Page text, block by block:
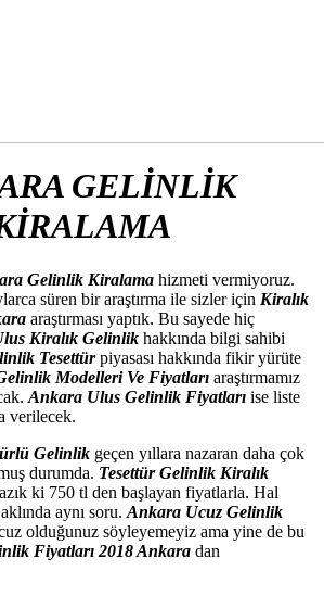
GELİNLİK
Gelinlik Kiralama hizmeti vermiyoruz.
süren bir araştırma ile sizler için Kiralık
araştırması yaptık. Bu sayede hiç
Kiralık Gelinlik hakkında bilgi sahibi
Tesettürpiyasası hakkında fikir yürüte
Modelleri Ve Fiyatları araştırmamız
Ankara Ulus Gelinlik Fiyatları ise liste
verilecek.
Gelinlik geçen yıllara nazaran daha çok
durumda. Tesettür Gelinlik Kiralık
ki 750 tl den başlayan fiyatlarla. Hal
aynı soru. Ankara Ucuz Gelinlik
olduğunuz söyleyemeyiz ama yine de bu
Fiyatları 2018 Ankara dan